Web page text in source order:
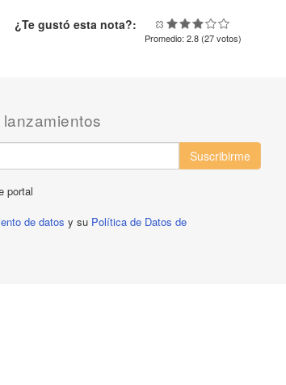
¿Te gustó esta nota?:
Promedio: 2.8 (27votos)
Suscribirme
portal
de datos y su Política de Datos de